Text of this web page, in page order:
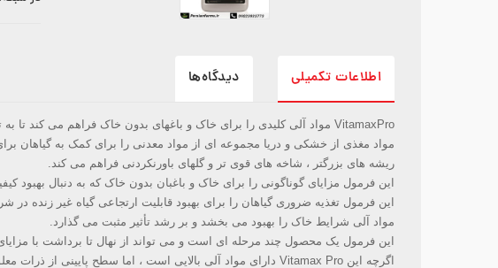
اطلاعات تکمیلی دیدگاه‌ها
VitamaxPro مواد آلی کلیدی را برای خاک و باغهای بدون خاک فراهم می کند تا به تولید گیاه کمک کند.
مواد مغذی از خشکی و دریا مجموعه ای از مواد معدنی را برای کمک به گیاهان
ریشه های بزرگتر ، شاخه های قوی تر و گلهای باورنکردنی فراهم می کند.
این فرمول مزایای گوناگونی را برای خاک و باغبان بدون خاک که به دنبال
این فرمول تغذیه ضروری گیاهان را برای بهبود قابلیت ارتجاعی گیاه غیر زنده
مواد آلی شرایط خاک را بهبود می بخشد و بر رشد تأثیر مثبت می گذارد.
این فرمول یک محصول چند مرحله ای است و می تواند از نهال تا برداشت با
اگرچه این Vitamax Pro دارای مواد آلی بالایی است ، اما سطح پایینی از ذرات معلق در محلول را دارد و برای همه سیستم های هیدروپونیک مناسب است.